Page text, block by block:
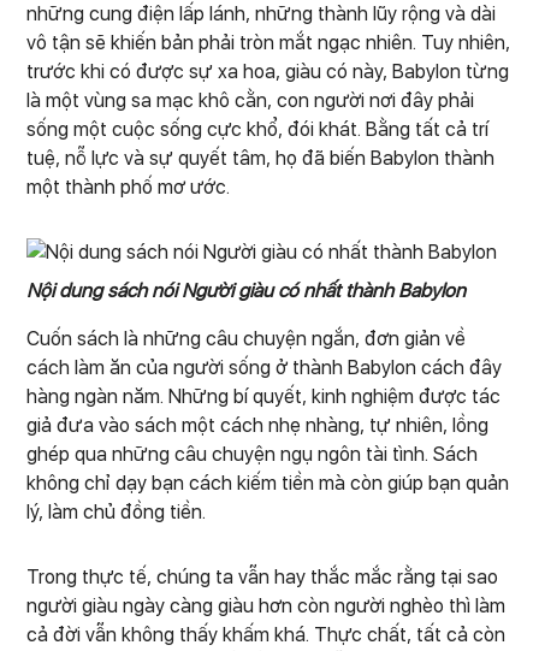
những cung điện lấp lánh, những thành lũy rộng và dài
vô tận sẽ khiến bản phải tròn mắt ngạc nhiên. Tuy nhiên,
trước khi có được sự xa hoa, giàu có này, Babylon từng
là một vùng sa mạc khô cằn, con người nơi đây phải
sống một cuộc sống cực khổ, đói khát. Bằng tất cả trí
tuệ, nỗ lực và sự quyết tâm, họ đã biến Babylon thành
một thành phố mơ ước.
Nội dung sách nói Người giàu có nhất thành Babylon
Cuốn sách là những câu chuyện ngắn, đơn giản về
cách làm ăn của người sống ở thành Babylon cách đây
hàng ngàn năm. Những bí quyết, kinh nghiệm được tác
giả đưa vào sách một cách nhẹ nhàng, tự nhiên, lồng
ghép qua những câu chuyện ngụ ngôn tài tình. Sách
không chỉ dạy bạn cách kiếm tiền mà còn giúp bạn quản
lý, làm chủ đồng tiền.
Trong thực tế, chúng ta vẫn hay thắc mắc rằng tại sao
người giàu ngày càng giàu hơn còn người nghèo thì làm
cả đời vẫn không thấy khấm khá. Thực chất, tất cả còn